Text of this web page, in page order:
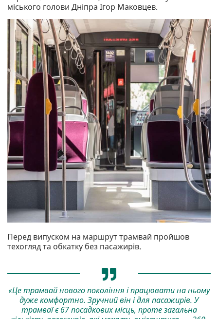
міського голови Дніпра Ігор Маковцев.
Перед випуском на маршрут трамвай пройшов
техогляд та обкатку без пасажирів.
«Це трамвай нового покоління і працювати на ньому
дуже комфортно. Зручний він і для пасажирів. У
трамваї є 67 посадкових місць, проте загальна